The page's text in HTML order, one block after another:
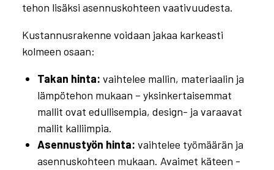
tehon lisäksi asennuskohteen vaativuudesta.
Kustannusrakenne voidaan jakaa karkeasti
kolmeen osaan:
Takan hinta: vaihtelee mallin, materiaalin ja
lämpötehon mukaan – yksinkertaisemmat
mallit ovat edullisempia, design- ja varaavat
mallit kalliimpia.
Asennustyön hinta: vaihtelee työmäärän ja
asennuskohteen mukaan. Avaimet käteen -